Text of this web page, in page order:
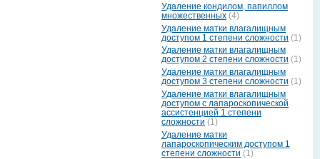
Удаление кондилом, папиллом
множественных (4)
Удаление матки влагалищным
доступом 1 степени сложности (1)
Удаление матки влагалищным
доступом 2 степени сложности (1)
Удаление матки влагалищным
доступом 3 степени сложности (1)
Удаление матки влагалищным
доступом с лапароскопической
ассистенцией 1 степени
сложности (1)
Удаление матки
лапароскопическим доступом 1
степени сложности (1)